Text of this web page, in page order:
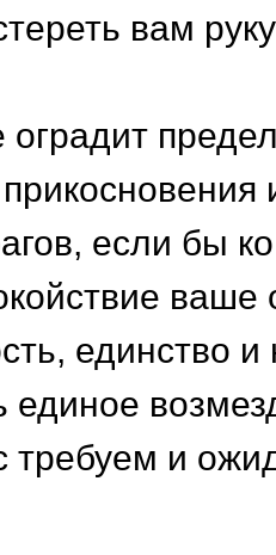
вам
если бы
ваше
единство и
единое
требуем и